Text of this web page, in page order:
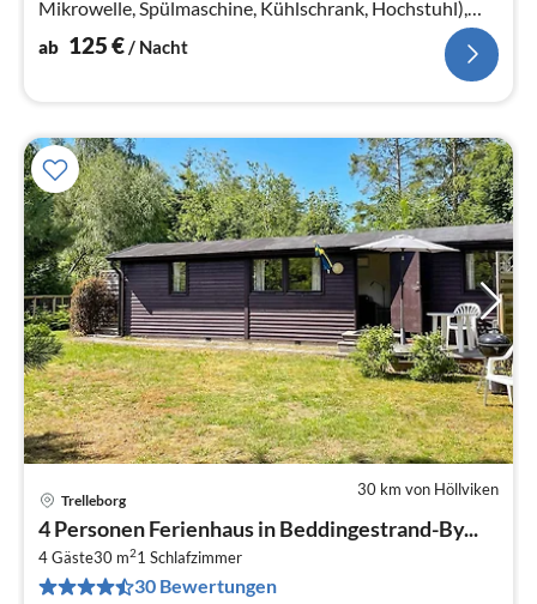
Mikrowelle, Spülmaschine, Kühlschrank, Hochstuhl),
Wohn-/Schlafzimmer(30 m2)
ab 125€/ Nacht
30 km von Höllviken
Trelleborg
4 Personen Ferienhaus in Beddingestrand-By...
4 Gäste30 m21 Schlafzimmer
30 Bewertungen